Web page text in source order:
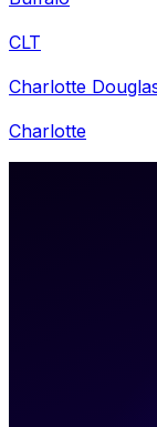
CLT
Charlotte
Charlotte